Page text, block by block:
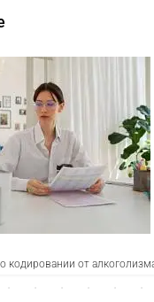
кодировании от